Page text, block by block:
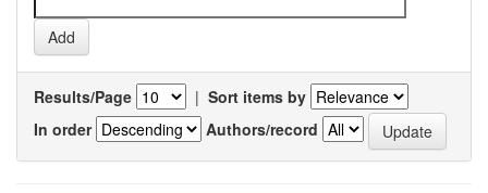
Results/Page | Sort items by
In order
Authors/record